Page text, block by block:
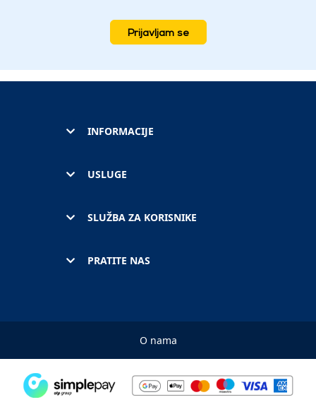
Prijavljam se
INFORMACIJE
USLUGE
SLUŽBA ZA KORISNIKE
PRATITE NAS
O nama